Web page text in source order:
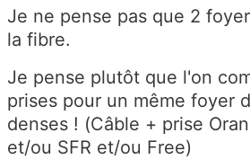
Je ne pense pas que 2
la fibre.
Je pense plutôt que l'on
prises pour un même foyer
denses ! (Câble + prise
et/ou SFR et/ou Free)